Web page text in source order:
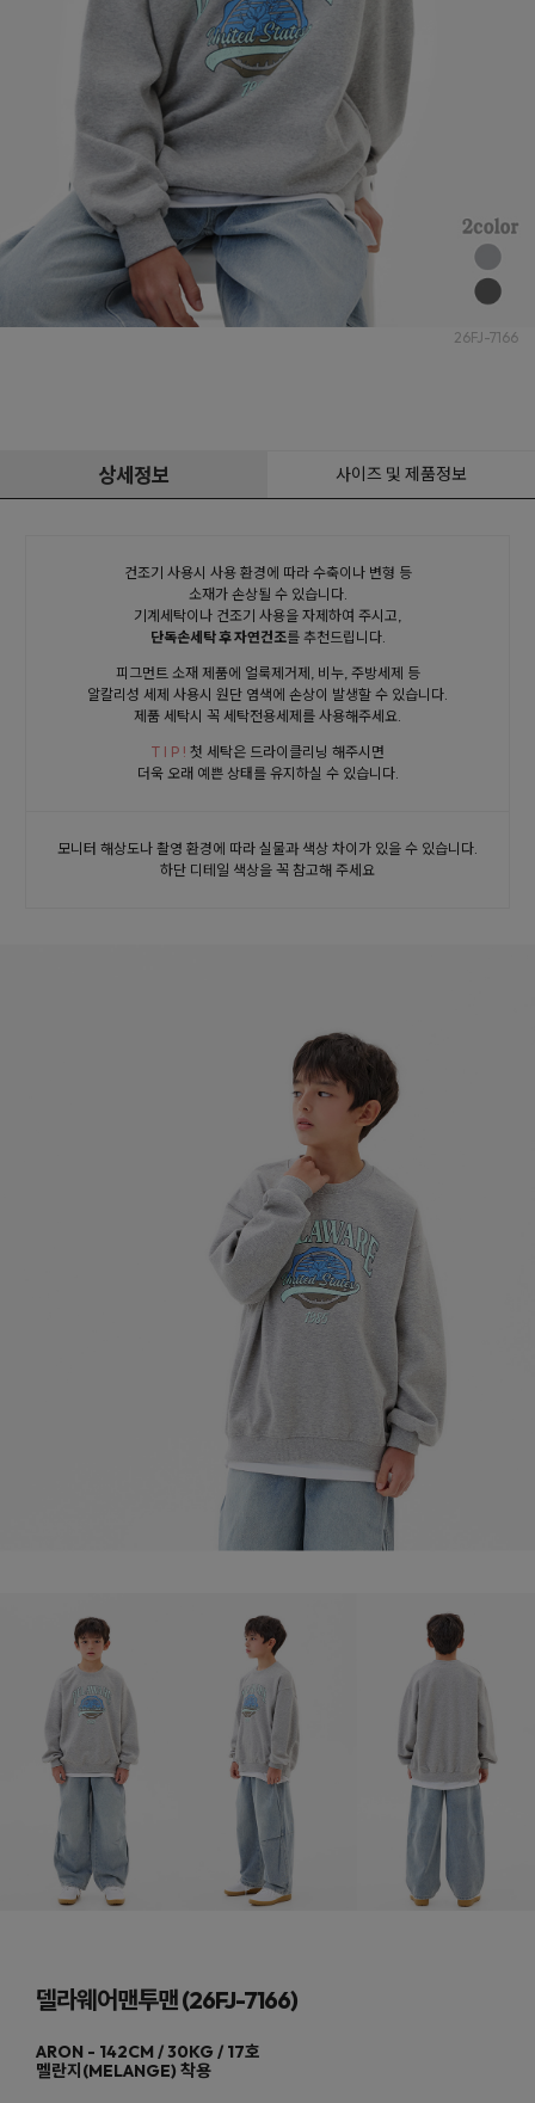
26FJ-7166
상세정보 사이즈 및 제품정보
건조기 사용시 사용 환경에 따라 수축이나 변형 등
소재가 손상될 수 있습니다.
기계세탁이나 건조기 사용을 자제하여 주시고,
단독손세탁 후 자연건조를 추천드립니다.
피그먼트 소재 제품에 얼룩제거제, 비누, 주방세제 등
알칼리성 세제 사용시 원단 염색에 손상이 발생할 수 있습니다.
제품 세탁시 꼭 세탁전용세제를 사용해주세요.
T I P ! 첫 세탁은 드라이클리닝 해주시면
더욱 오래 예쁜 상태를 유지하실 수 있습니다.
모니터 해상도나 촬영 환경에 따라 실물과 색상 차이가 있을 수 있습니다.
하단 디테일 색상을 꼭 참고해 주세요
델라웨어맨투맨 (26FJ-7166)
멜란지(MELANGE)